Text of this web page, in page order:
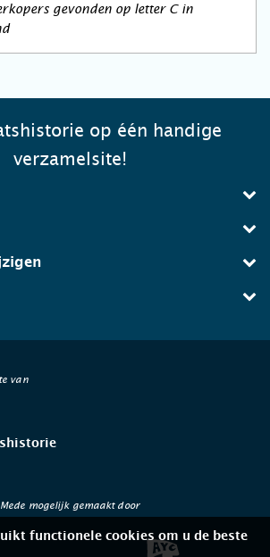
gevonden op letter C in
op één handige
verzamelsite!
van
Mede mogelijk gemaakt door
functionele cookies om u de beste